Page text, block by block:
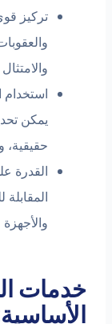
تركيز
والامتثال
استخدام
يمكن
القدرة
خدمات